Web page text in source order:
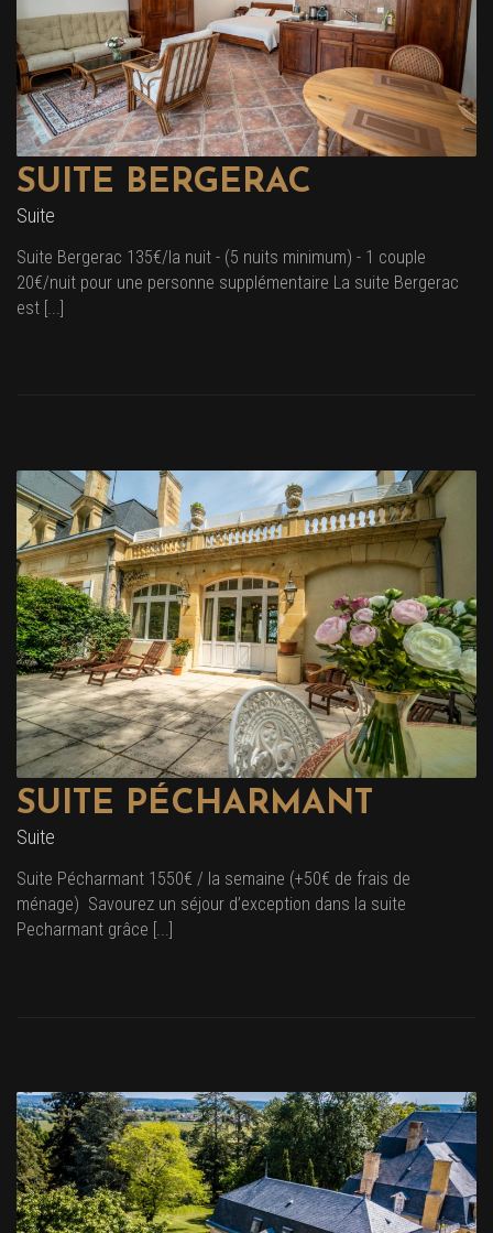
SUITE BERGERAC
Suite
Suite Bergerac 135€/la nuit - (5 nuits minimum) - 1 couple
20€/nuit pour une personne supplémentaire La suite Bergerac
est [...]
SUITE PÉCHARMANT
Suite
Suite Pécharmant 1550€ / la semaine (+50€ de frais de
ménage) Savourez un séjour d’exception dans la suite
Pecharmant grâce [...]